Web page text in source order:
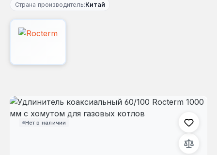
Страна производитель:Китай
Нет в наличии
Пропустить галерею изображений